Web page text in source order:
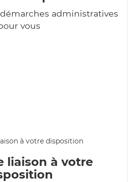
administratives
vous
liaison à votre